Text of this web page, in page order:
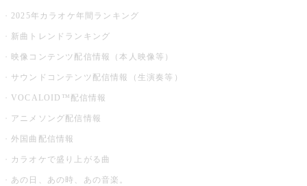
2025年カラオケ年間ランキング
新曲トレンドランキング
映像コンテンツ配信情報（本人映像等）
サウンドコンテンツ配信情報（生演奏等）
VOCALOID™配信情報
アニメソング配信情報
外国曲配信情報
カラオケで盛り上がる曲
あの日、あの時、あの音楽。